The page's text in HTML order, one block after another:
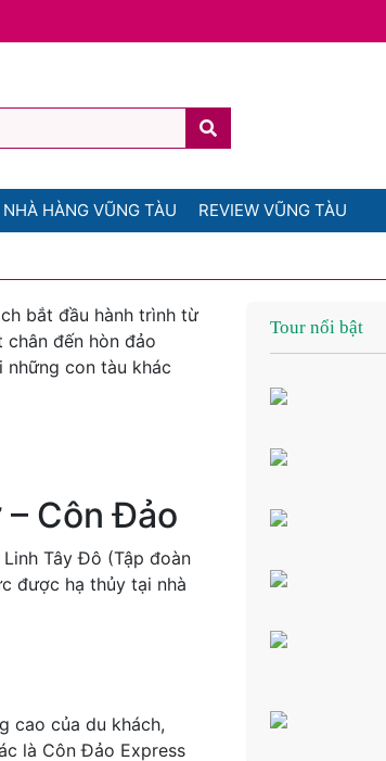
NHÀ HÀNG VŨNG TÀU REVIEW VŨNG TÀU
bắt đầu hành trình từ
đến hòn đảo
con tàu khác
Côn Đảo
Tây Đô (Tập đoàn
được hạ thủy tại nhà
cao của du khách,
là Côn Đảo Express
Tour nổi bật